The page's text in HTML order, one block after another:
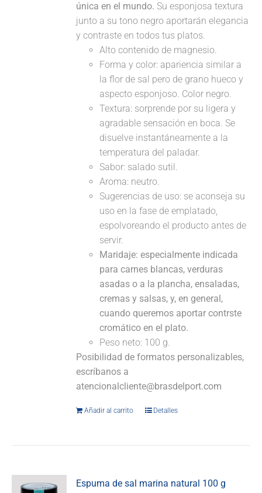
única en el mundo. Su esponjosa textura
junto a su tono negro aportarán elegancia
y contraste en todos tus platos.
Alto contenido de magnesio.
Forma y color: apariencia similar a
la flor de sal pero de grano hueco y
aspecto esponjoso. Color negro.
Textura: sorprende por su ligera y
agradable sensación en boca. Se
disuelve instantáneamente a la
temperatura del paladar.
Sabor: salado sutil.
Aroma: neutro.
Sugerencias de uso: se aconseja su
uso en la fase de emplatado,
espolvoreando el producto antes de
servir.
Maridaje: especialmente indicada
para carnes blancas, verduras
asadas o a la plancha, ensaladas,
cremas y salsas, y, en general,
cuando queremos aportar contrste
cromático en el plato.
Peso neto: 100 g.
Posibilidad de formatos personalizables,
escríbanos a
atencionalcliente@brasdelport.com
Añadir al carrito Detalles
Espuma de sal marina natural 100 g